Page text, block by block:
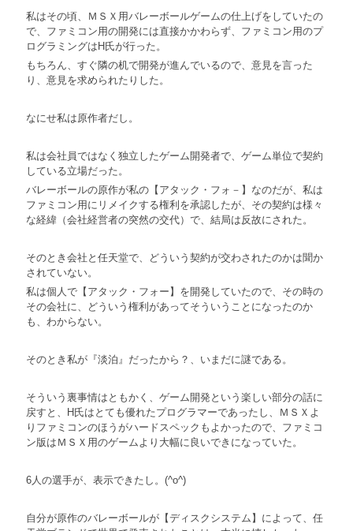
私はその頃、ＭＳＸ用バレーボールゲームの仕上げをしていたの
で、ファミコン用の開発には直接かかわらず、ファミコン用のプ
ログラミングはH氏が行った。
もちろん、すぐ隣の机で開発が進んでいるので、意見を言った
り、意見を求められたりした。
なにせ私は原作者だし。
私は会社員ではなく独立したゲーム開発者で、ゲーム単位で契約
している立場だった。
バレーボールの原作が私の【アタック・フォ－】なのだが、私は
ファミコン用にリメイクする権利を承認したが、その契約は様々
な経緯（会社経営者の突然の交代）で、結局は反故にされた。
そのとき会社と任天堂で、どういう契約が交わされたのかは聞か
されていない。
私は個人で【アタック・フォー】を開発していたので、その時の
その会社に、どういう権利があってそういうことになったのか
も、わからない。
そのとき私が『淡泊』だったから？、いまだに謎である。
そういう裏事情はともかく、ゲーム開発という楽しい部分の話に
戻すと、H氏はとても優れたプログラマーであったし、ＭＳＸよ
りファミコンのほうがハードスペックもよかったので、ファミコ
ン版はＭＳＸ用のゲームより大幅に良いできになっていた。
6人の選手が、表示できたし。(^o^)
自分が原作のバレーボールが【ディスクシステム】によって、任